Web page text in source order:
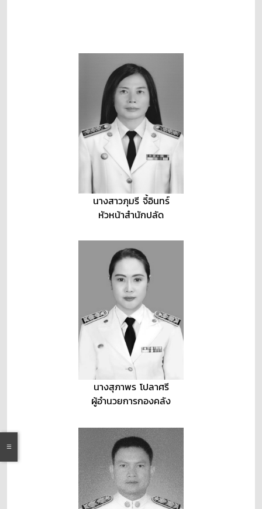
นางสาวภุมรี จี้อินทร์
หัวหน้าสำนักปลัด
นางสุภาพร โปลาศรี
ผู้อำนวยการกองคลัง